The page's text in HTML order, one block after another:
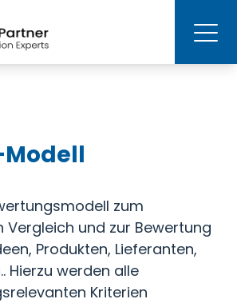
zum
Vergleich und zur Bewertung
Produkten, Lieferanten,
Hierzu werden alle
Kriterien